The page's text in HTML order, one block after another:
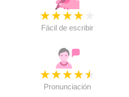
★★★★
Fácil de escribir
★★★★★
Pronunciación